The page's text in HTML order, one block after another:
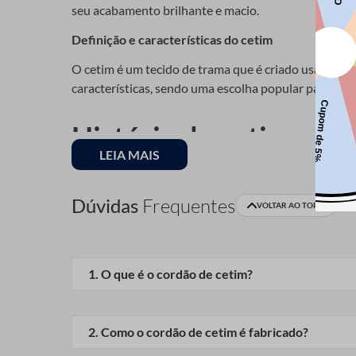
seu acabamento brilhante e macio.
Definição e características do cetim
O cetim é um tecido de trama que é criado usando
características, sendo uma escolha popular para
História do cetim
O cetim tem uma longa e rica história, com origem
Origem e evolução do uso do cetim
LEIA MAIS
Dúvidas Frequentes VOLTAR AO TOPO
1. O que é o cordão de cetim?
2. Como o cordão de cetim é fabricado?